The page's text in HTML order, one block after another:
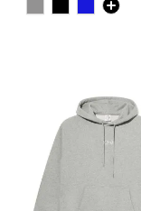
Colour
Heather Grey
Deep Black
Navy Blue